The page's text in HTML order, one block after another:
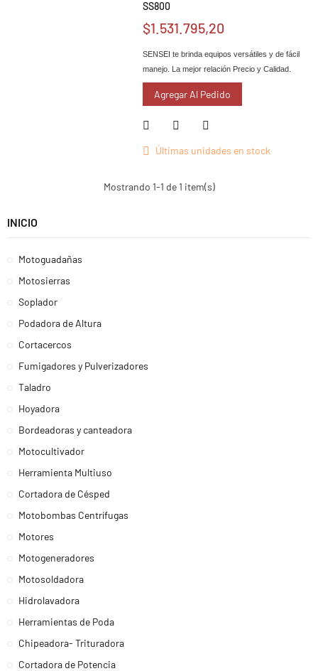
SS800
$1.531.795,20
SENSEI te brinda equipos versátiles y de fácil
manejo. La mejor relación Precio y Calidad.
Agregar Al Pedido
Últimas unidades en stock
Mostrando 1-1 de 1 item(s)
INICIO
Motoguadañas
Motosierras
Soplador
Podadora de Altura
Cortacercos
Fumigadores y Pulverizadores
Taladro
Hoyadora
Bordeadoras y canteadora
Motocultivador
Herramienta Multiuso
Cortadora de Césped
Motobombas Centrífugas
Motores
Motogeneradores
Motosoldadora
Hidrolavadora
Herramientas de Poda
Chipeadora- Trituradora
Cortadora de Potencia